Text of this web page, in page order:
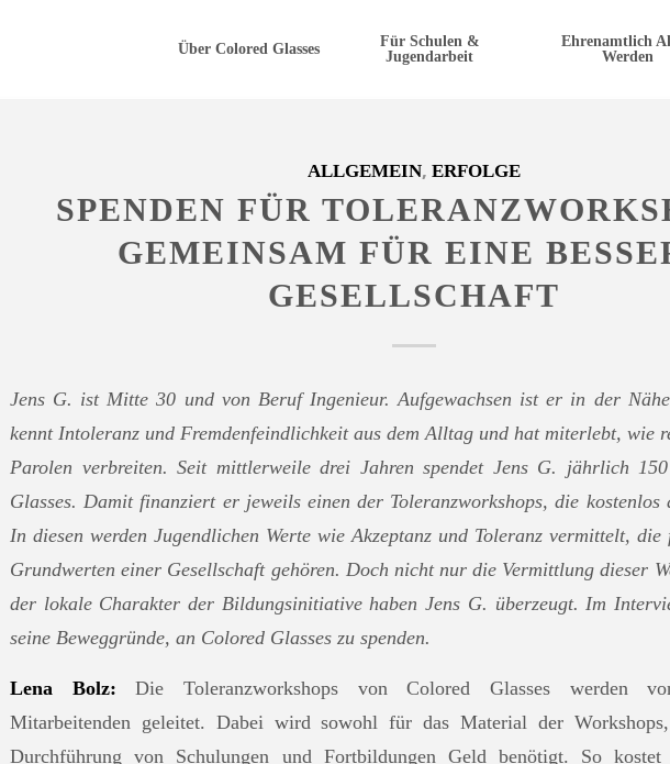
Über Colored Glasses
Für Schulen &
Jugendarbeit
Ehrenamtlich
Werden
ALLGEMEIN, ERFOLGE
SPENDEN FÜR
GEMEINSAM FÜR EINE
GESELLSCHAFT
Jens G. ist Mitte 30 und von Beruf Ingenieur. Aufgewachsen ist er in der
kennt Intoleranz und Fremdenfeindlichkeit aus dem Alltag und hat miterlebt, wie
Parolen verbreiten. Seit mittlerweile drei Jahren spendet Jens G. jährlich
Glasses. Damit finanziert er jeweils einen der Toleranzworkshops, die kostenlos
In diesen werden Jugendlichen Werte wie Akzeptanz und Toleranz vermittelt,
Grundwerten einer Gesellschaft gehören. Doch nicht nur die Vermittlung dieser
der lokale Charakter der Bildungsinitiative haben Jens G. überzeugt. Im
seine Beweggründe, an Colored Glasses zu spenden.
Lena Bolz: Die Toleranzworkshops von Colored Glasses werden
Mitarbeitenden geleitet. Dabei wird sowohl für das Material der
Durchführung von Schulungen und Fortbildungen Geld benötigt. So